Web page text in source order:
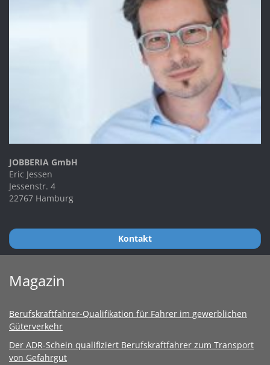
JOBBERIA GmbH
Eric Jessen
Jessenstr. 4
22767 Hamburg
Kontakt
Magazin
Berufskraftfahrer-Qualifikation für Fahrer im gewerblichen
Güterverkehr
Der ADR-Schein qualifiziert Berufskraftfahrer zum Transport
von Gefahrgut